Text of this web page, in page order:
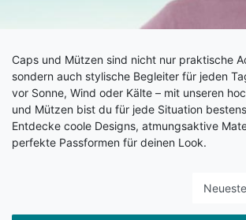
Caps und Mützen sind nicht nur praktische
sondern auch stylische Begleiter für jeden
vor Sonne, Wind oder Kälte – mit unseren
und Mützen bist du für jede Situation
Entdecke coole Designs, atmungsaktive
perfekte Passformen für deinen Look.